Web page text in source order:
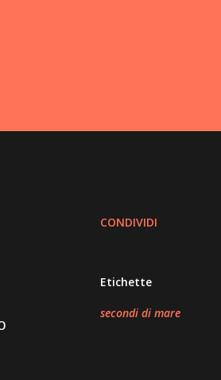
CONDIVIDI
Etichette
secondi di mare